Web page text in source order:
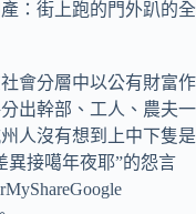
：街上跑的門外趴的全
會分層中以公有財富作
出幹部、工人、農夫一
人沒有想到上中下隻是
異接噶年夜耶”的怨言